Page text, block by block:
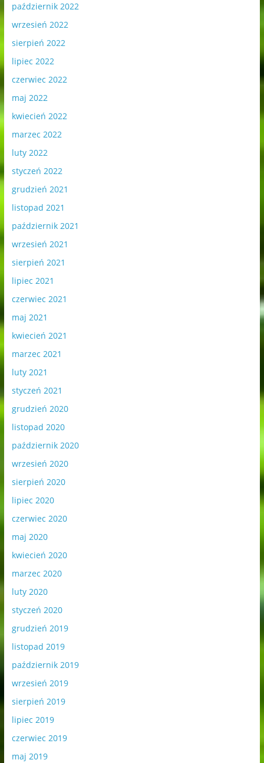
październik 2022
wrzesień 2022
sierpień 2022
lipiec 2022
czerwiec 2022
maj 2022
kwiecień 2022
marzec 2022
luty 2022
styczeń 2022
grudzień 2021
listopad 2021
październik 2021
wrzesień 2021
sierpień 2021
lipiec 2021
czerwiec 2021
maj 2021
kwiecień 2021
marzec 2021
luty 2021
styczeń 2021
grudzień 2020
listopad 2020
październik 2020
wrzesień 2020
sierpień 2020
lipiec 2020
czerwiec 2020
maj 2020
kwiecień 2020
marzec 2020
luty 2020
styczeń 2020
grudzień 2019
listopad 2019
październik 2019
wrzesień 2019
sierpień 2019
lipiec 2019
czerwiec 2019
maj 2019